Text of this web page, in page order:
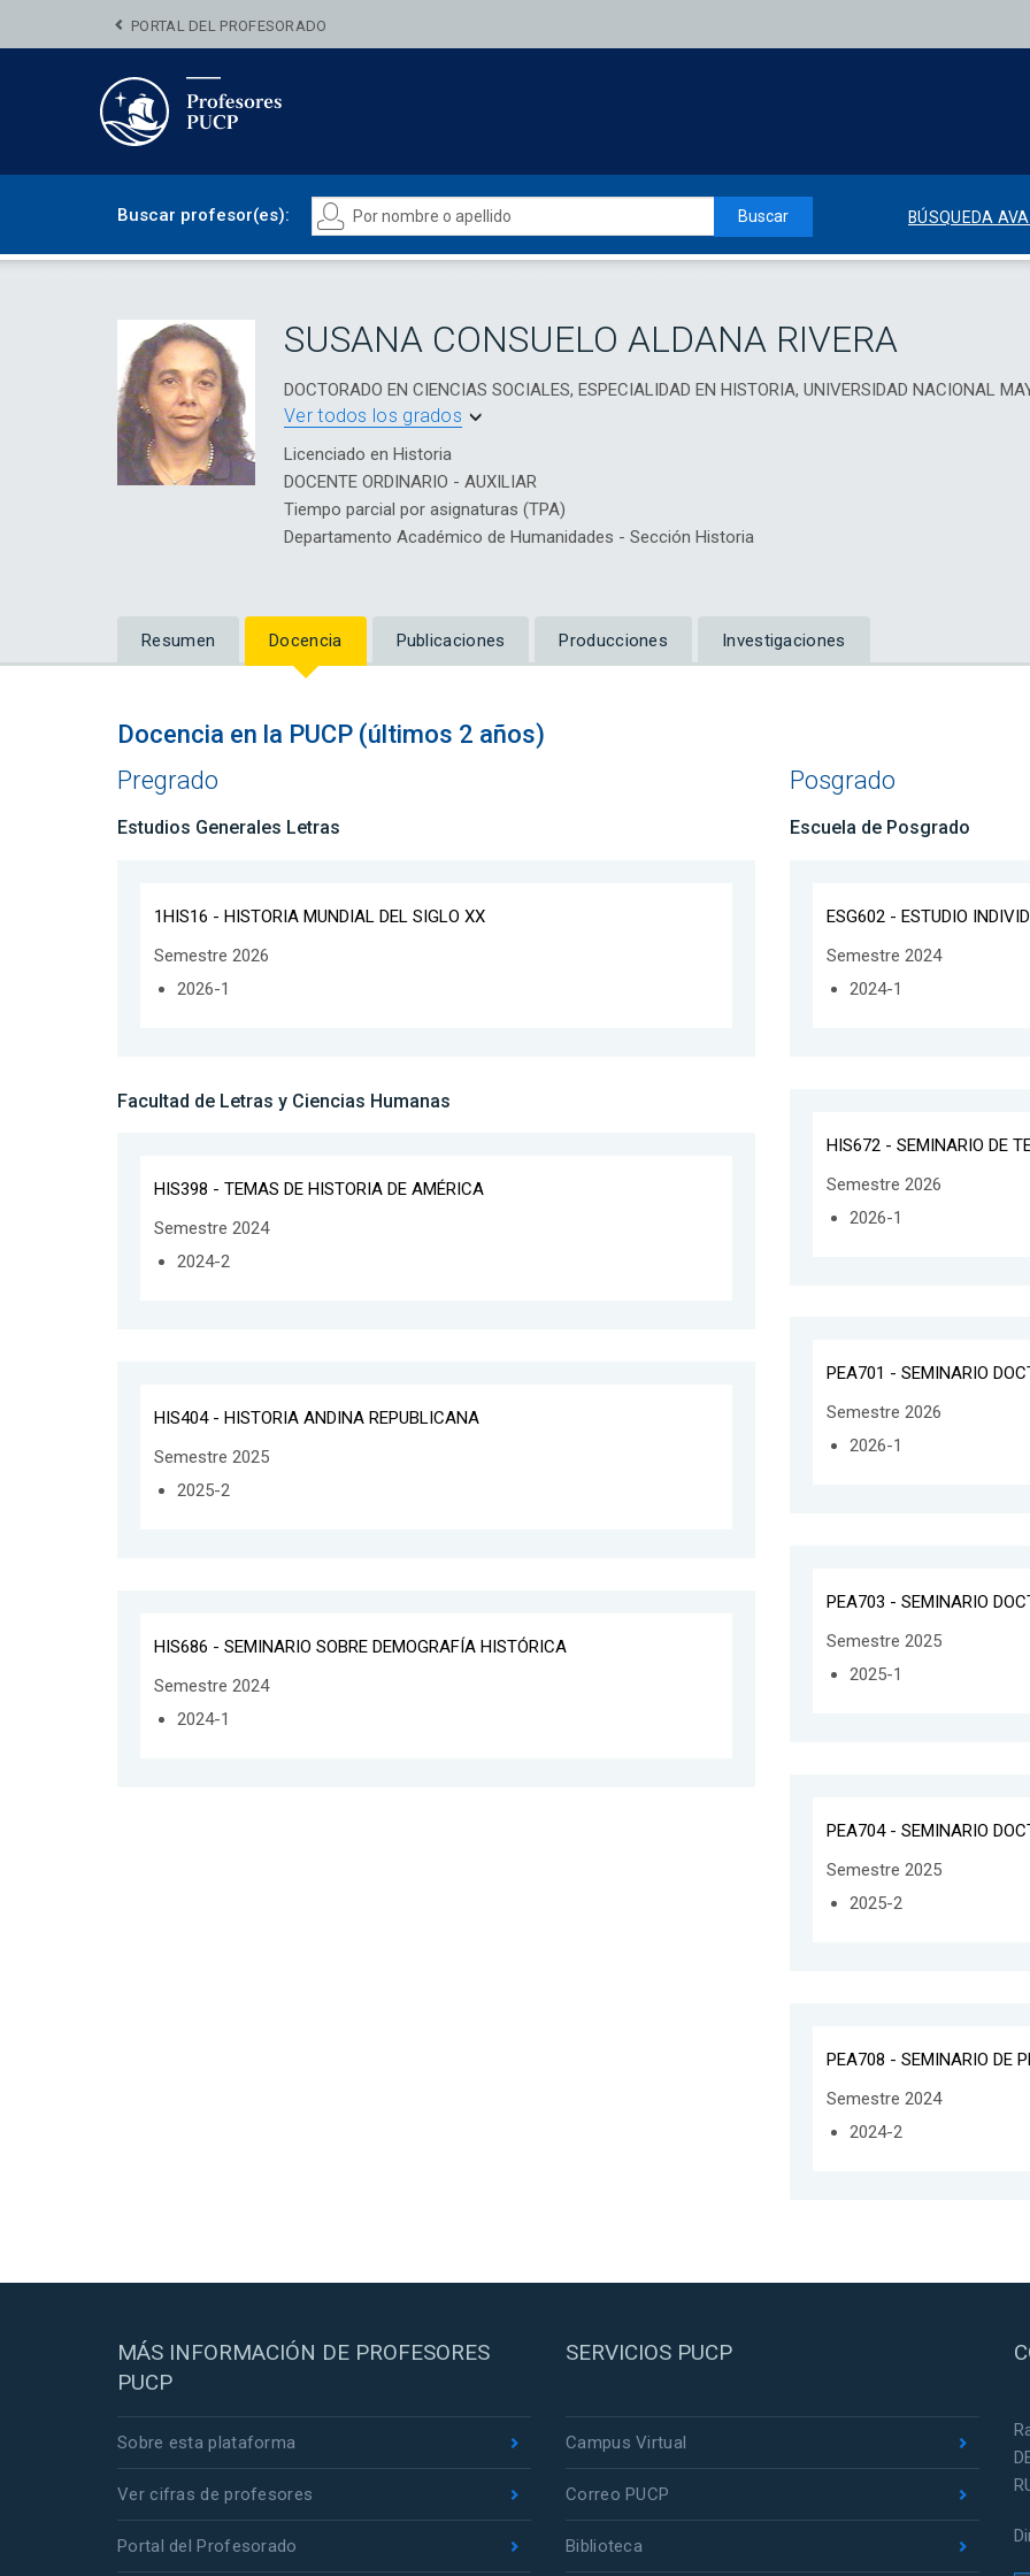
PORTAL DEL PROFESORADO
Buscar profesor(es): Buscar BÚSQUEDA
SUSANA CONSUELO ALDANA RIVERA
DOCTORADO EN CIENCIAS SOCIALES, ESPECIALIDAD EN HISTORIA, UNIVERSIDAD NACIONAL
Ver todos los grados
Licenciado en Historia
DOCENTE ORDINARIO - AUXILIAR
Tiempo parcial por asignaturas (TPA)
Departamento Académico de Humanidades - Sección Historia
Resumen Docencia Publicaciones Producciones Investigaciones
Docencia en la PUCP (últimos 2 años)
Pregrado
Estudios Generales Letras
1HIS16 - HISTORIA MUNDIAL DEL SIGLO XX
Semestre 2026
2026-1
Facultad de Letras y Ciencias Humanas
HIS398 - TEMAS DE HISTORIA DE AMÉRICA
Semestre 2024
2024-2
HIS404 - HISTORIA ANDINA REPUBLICANA
Semestre 2025
2025-2
HIS686 - SEMINARIO SOBRE DEMOGRAFÍA HISTÓRICA
Semestre 2024
2024-1
Posgrado
Escuela de Posgrado
ESG602 - ESTUDIO
Semestre 2024
2024-1
HIS672 - SEMINARIO DE
Semestre 2026
2026-1
PEA701 - SEMINARIO
Semestre 2026
2026-1
PEA703 - SEMINARIO
Semestre 2025
2025-1
PEA704 - SEMINARIO
Semestre 2025
2025-2
PEA708 - SEMINARIO DE
Semestre 2024
2024-2
MÁS INFORMACIÓN DE PROFESORES
PUCP
Sobre esta plataforma
Ver cifras de profesores
Portal del Profesorado
SERVICIOS PUCP
Campus Virtual
Correo PUCP
Biblioteca